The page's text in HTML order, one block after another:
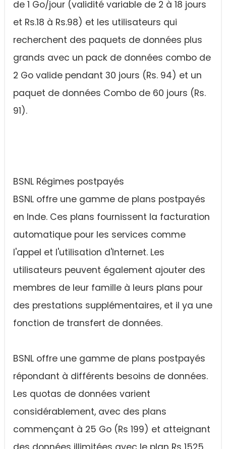
de 1 Go/jour (validité variable de 2 à 18 jours
et Rs.18 à Rs.98) et les utilisateurs qui
recherchent des paquets de données plus
grands avec un pack de données combo de
2 Go valide pendant 30 jours (Rs. 94) et un
paquet de données Combo de 60 jours (Rs.
91).
BSNL Régimes postpayés
BSNL offre une gamme de plans postpayés
en Inde. Ces plans fournissent la facturation
automatique pour les services comme
l'appel et l'utilisation d'Internet. Les
utilisateurs peuvent également ajouter des
membres de leur famille à leurs plans pour
des prestations supplémentaires, et il ya une
fonction de transfert de données.
BSNL offre une gamme de plans postpayés
répondant à différents besoins de données.
Les quotas de données varient
considérablement, avec des plans
commençant à 25 Go (Rs 199) et atteignant